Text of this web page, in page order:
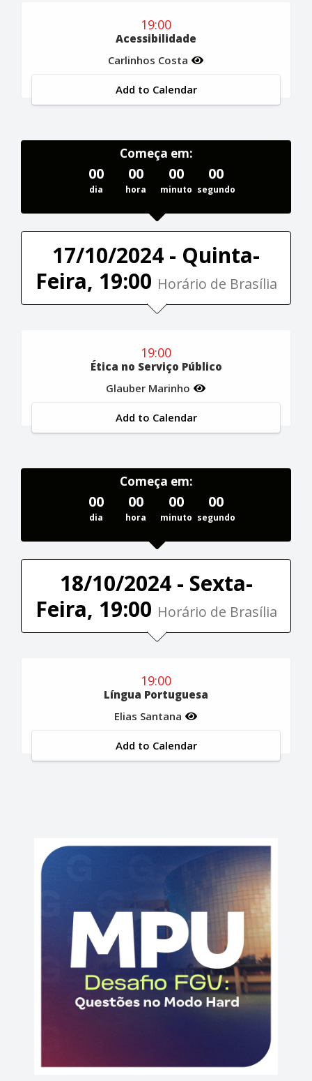
19:00
Acessibilidade
Carlinhos Costa
Add to Calendar
Começa em:
00
dia
00
hora
00
minuto
00
segundo
17/10/2024 - Quinta-
Feira, 19:00 Horário de Brasília
19:00
Ética no Serviço Público
Glauber Marinho
Add to Calendar
Começa em:
00
dia
00
hora
00
minuto
00
segundo
18/10/2024 - Sexta-
Feira, 19:00 Horário de Brasília
19:00
Língua Portuguesa
Elias Santana
Add to Calendar